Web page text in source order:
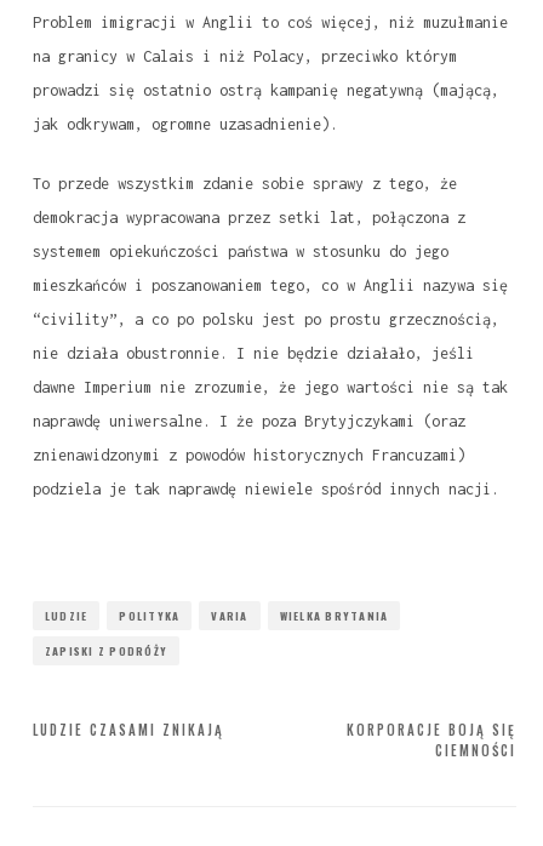
Problem imigracji w Anglii to coś więcej, niż muzułmanie
na granicy w Calais i niż Polacy, przeciwko którym
prowadzi się ostatnio ostrą kampanię negatywną (mającą,
jak odkrywam, ogromne uzasadnienie).
To przede wszystkim zdanie sobie sprawy z tego, że
demokracja wypracowana przez setki lat, połączona z
systemem opiekuńczości państwa w stosunku do jego
mieszkańców i poszanowaniem tego, co w Anglii nazywa się
“civility”, a co po polsku jest po prostu grzecznością,
nie działa obustronnie. I nie będzie działało, jeśli
dawne Imperium nie zrozumie, że jego wartości nie są tak
naprawdę uniwersalne. I że poza Brytyjczykami (oraz
znienawidzonymi z powodów historycznych Francuzami)
podziela je tak naprawdę niewiele spośród innych nacji.
LUDZIE POLITYKA VARIA WIELKA BRYTANIA
ZAPISKI Z PODRÓŻY
Nawigacja
KORPORACJE BOJĄ SIĘ
CIEMNOŚCI
LUDZIE CZASAMI ZNIKAJĄ